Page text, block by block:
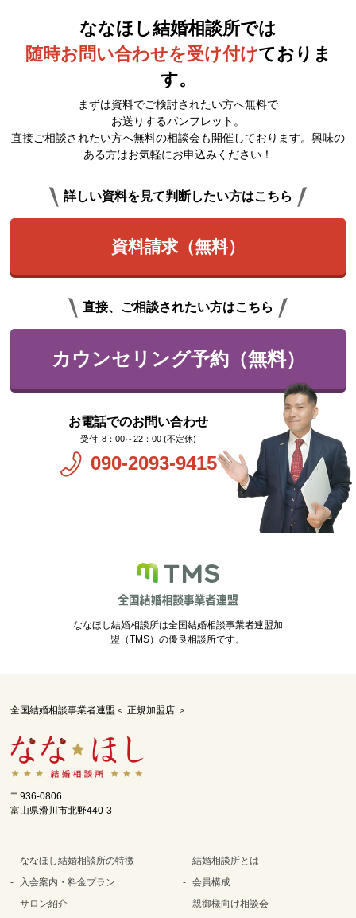
ななほし結婚相談所では
随時お問い合わせを受け付けておりま
す。
まずは資料でご検討されたい方へ無料で
お送りするパンフレット。
直接ご相談されたい方へ無料の相談会も開催しております。興味の
ある方はお気軽にお申込みください！
詳しい資料を見て判断したい方はこちら
資料請求（無料）
直接、ご相談されたい方はこちら
カウンセリング予約（無料）
お電話でのお問い合わせ
8：00～22：00 (不定休)
090-2093-9415
ななほし結婚相談所は全国結婚相談事業者連盟加
盟（TMS）の優良相談所です。
全国結婚相談事業者連盟＜ 正規加盟店 ＞
〒936-0806
富山県滑川市北野440-3
ななほし結婚相談所の特徴
入会案内・料金プラン
サロン紹介
結婚相談所とは
会員構成
親御様向け相談会